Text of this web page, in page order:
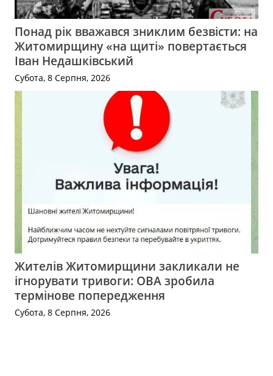
Понад рік вважався зниклим безвісти: на
Житомирщину «на щиті» повертається
Іван Недашківський
Субота, 8 Серпня, 2026
Жителів Житомирщини закликали не
ігнорувати тривоги: ОВА зробила
термінове попередження
Субота, 8 Серпня, 2026